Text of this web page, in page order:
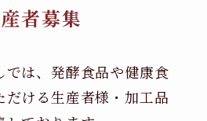
者募集
では、発酵食品や健康食
だける生産者様・加工品